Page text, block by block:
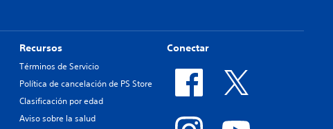
Recursos
Términos de Servicio
Política de cancelación de PS Store
Clasificación por edad
Aviso sobre la salud
Conectar